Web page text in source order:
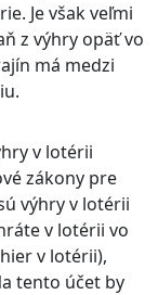
Je však veľmi
z výhry opäť vo
má medzi
v lotérii
zákony pre
výhry v lotérii
v lotérii vo
v lotérii),
tento účet by